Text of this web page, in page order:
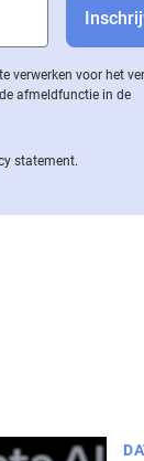
verwerken voor het
af­meld­func­tie in de
statement.